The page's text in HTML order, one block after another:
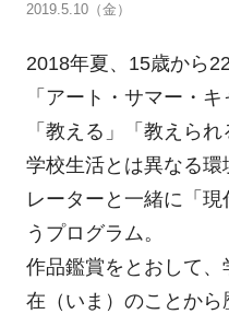
2019.5.10（金）
2018年夏、15歳から
「アート・サマー・
「教える」「教えら
学校生活とは異なる
レーターと一緒に「
うプログラム。
作品鑑賞をとおして
在（いま）のことか